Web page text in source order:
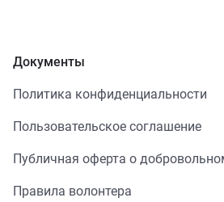
Документы
Политика конфиденциальности
Пользовательское соглашение
Публичная оферта о
Правила волонтера